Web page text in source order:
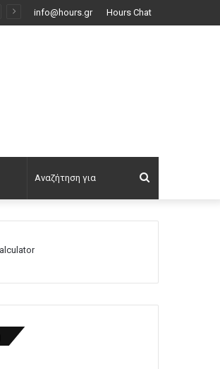
info@hours.gr Hours Chat
για